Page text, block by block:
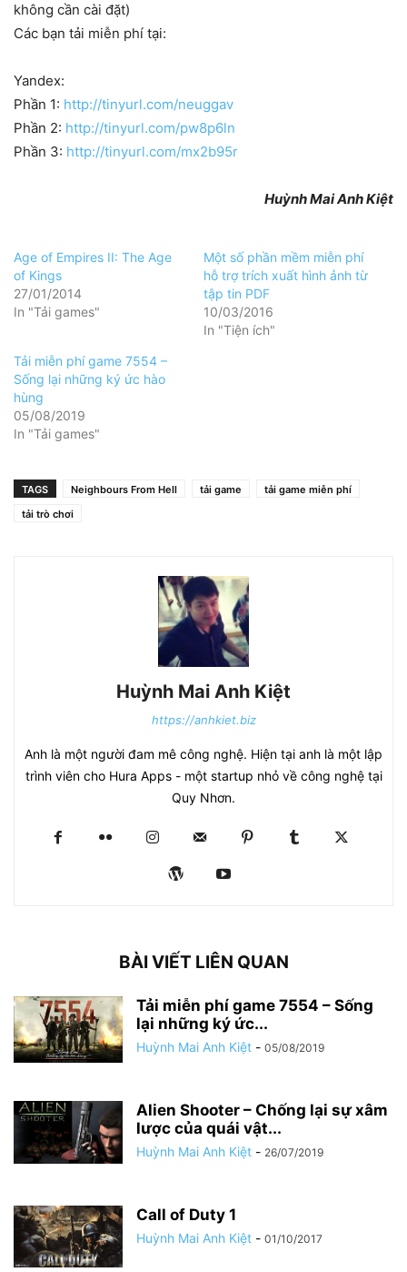
không cần cài đặt)
Các bạn tải miễn phí tại:
Yandex:
Phần 1: http://tinyurl.com/neuggav
Phần 2: http://tinyurl.com/pw8p6ln
Phần 3: http://tinyurl.com/mx2b95r
Huỳnh Mai Anh Kiệt
Age of Empires II: The Age
of Kings
27/01/2014
In "Tải games"
Một số phần mềm miễn phí
hỗ trợ trích xuất hình ảnh từ
tập tin PDF
10/03/2016
In "Tiện ích"
Tải miễn phí game 7554 –
Sống lại những ký ức hào
hùng
05/08/2019
In "Tải games"
TAGS Neighbours From Hell tải game
tải game miễn phí
tải trò chơi
Huỳnh Mai Anh Kiệt
https://anhkiet.biz
Anh là một người đam mê công nghệ. Hiện tại anh là một lập
trình viên cho Hura Apps - một startup nhỏ về công nghệ tại
Quy Nhơn.
BÀI VIẾT LIÊN QUAN
Tải miễn phí game 7554 – Sống
lại những ký ức...
Huỳnh Mai Anh Kiệt - 05/08/2019
Alien Shooter – Chống lại sự xâm
lược của quái vật...
Huỳnh Mai Anh Kiệt - 26/07/2019
Call of Duty 1
Huỳnh Mai Anh Kiệt - 01/10/2017